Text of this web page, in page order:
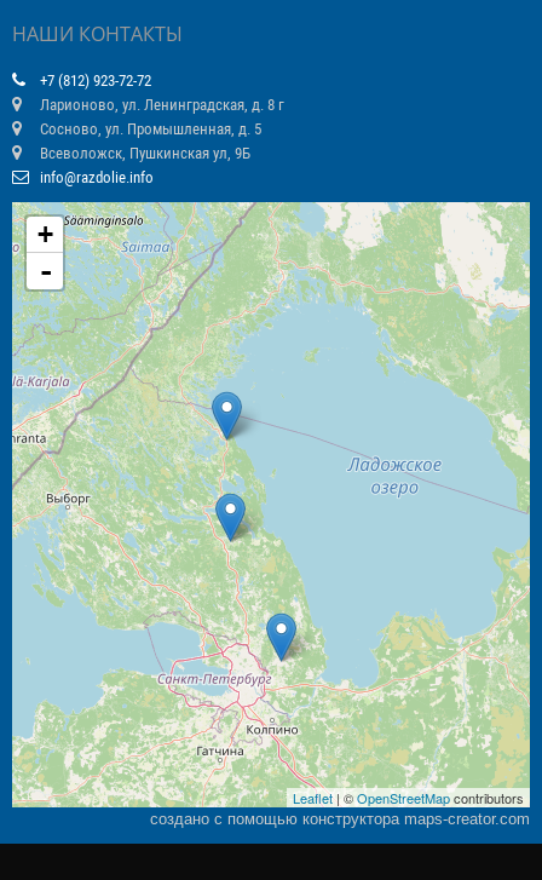
НАШИ КОНТАКТЫ
+7 (812) 923-72-72
Ларионово, ул. Ленинградская, д. 8 г
Сосново, ул. Промышленная, д. 5
Всеволожск, Пушкинская ул, 9Б
info@razdolie.info
+
-
Leaflet| ©OpenStreetMapcontributors
создано с помощью конструктора maps-creator.com